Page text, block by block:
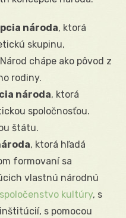
národa, ktorá
skupinu,
chápe ako pôvod z
rodiny.
národa, ktorá
spoločnosťou.
štátu.
, ktorá hľadá
formovaní sa
vlastnú národnú
spoločenstvo kultúry, s
s pomocou